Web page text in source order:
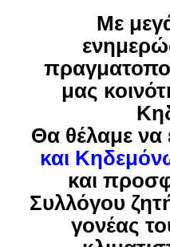
Με
μας
Θα θέλαμε να
και
και
Συλλόγου
γονέας